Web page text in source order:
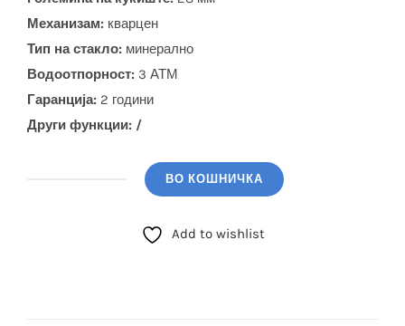
Механизам: кварцен
Тип на стакло: минерално
Водоотпорност: 3 АТМ
Гаранција: 2 години
Други функции: /
ВО КОШНИЧКА
Add to wishlist